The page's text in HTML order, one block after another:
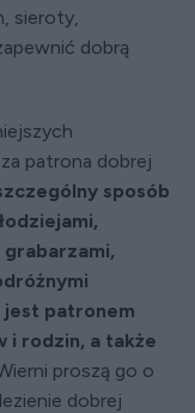
sieroty,
dobrą
patrona dobrej
sposób
jest patronem
i rodzin, a także
proszą go o
dobrej